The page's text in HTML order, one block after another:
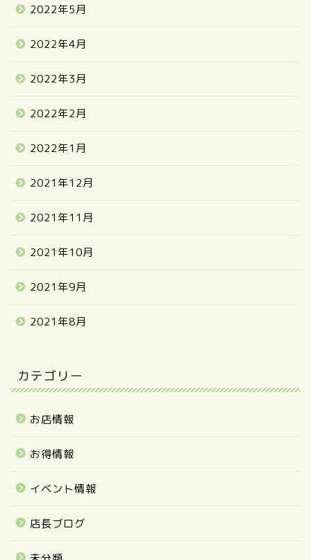
2022年5月
2022年4月
2022年3月
2022年2月
2022年1月
2021年12月
2021年11月
2021年10月
2021年9月
2021年8月
カテゴリー
お店情報
お得情報
イベント情報
店長ブログ